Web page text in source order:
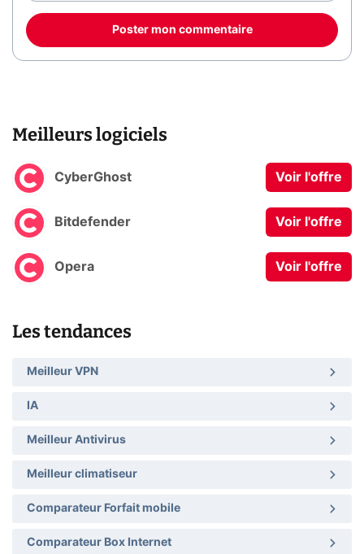
Poster mon commentaire
Meilleurs logiciels
CyberGhost Voir l'offre
Bitdefender Voir l'offre
Opera Voir l'offre
Les tendances
Meilleur VPN
IA
Meilleur Antivirus
Meilleur climatiseur
Comparateur Forfait mobile
Comparateur Box Internet